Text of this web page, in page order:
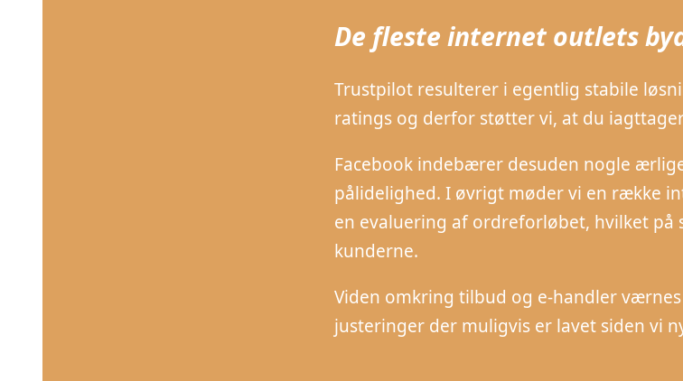
De fleste internet outlets
Trustpilot resulterer i egentlig stabile
ratings og derfor støtter vi, at du
Facebook indebærer desuden nogle
pålidelighed. I øvrigt møder vi en række
en evaluering af ordreforløbet, hvilket på
kunderne.
Viden omkring tilbud og e-handler
justeringer der muligvis er lavet siden vi